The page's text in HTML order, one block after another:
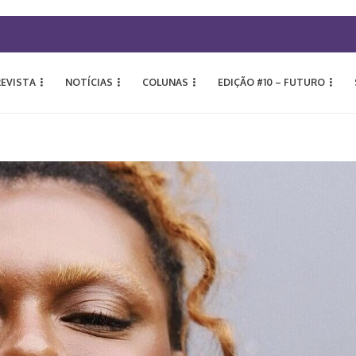
NOTÍCIAS COLUNAS EDIÇÃO #10 – FUTURO